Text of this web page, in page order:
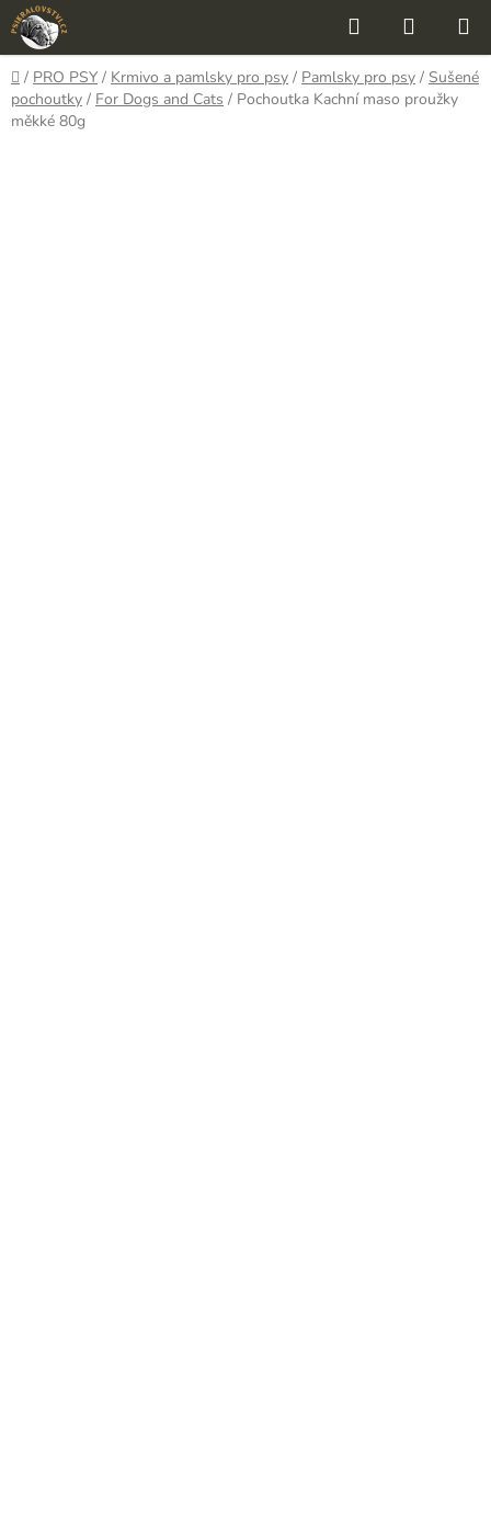
Přejít
na
obsah
Hledat
KOŠÍK
Domů
/ PRO PSY / Krmivo a pamlsky pro psy / Pamlsky pro psy / Sušené
pochoutky / For Dogs and Cats / Pochoutka Kachní maso proužky
měkké 80g